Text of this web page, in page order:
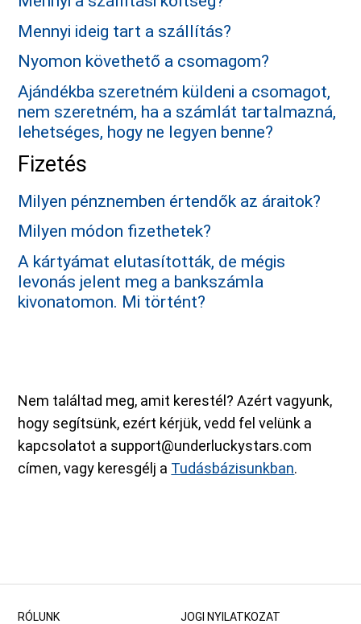
Mennyi ideig tart a szállítás?
Nyomon követhető a csomagom?
Ajándékba szeretném küldeni a csomagot,
nem szeretném, ha a számlát tartalmazná,
lehetséges, hogy ne legyen benne?
Fizetés
Milyen pénznemben értendők az áraitok?
Milyen módon fizethetek?
A kártyámat elutasították, de mégis
levonás jelent meg a bankszámla
kivonatomon. Mi történt?
Nem találtad meg, amit kerestél? Azért vagyunk,
hogy segítsünk, ezért kérjük, vedd fel velünk a
kapcsolatot a support@underluckystars.com
címen, vagy keresgélj a Tudásbázisunkban.
RÓLUNK JOGI NYILATKOZAT